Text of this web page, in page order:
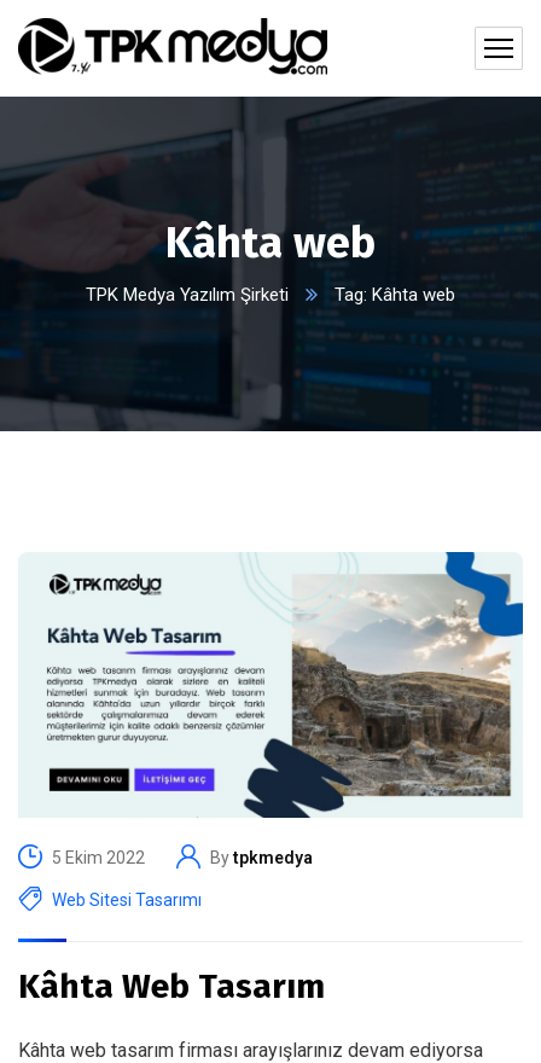
Kâhta web
TPK Medya Yazılım Şirketi Tag: Kâhta web
5 Ekim 2022 Bytpkmedya
Web Sitesi Tasarımı
Kâhta Web Tasarım
Kâhta web tasarım firması arayışlarınız devam ediyorsa